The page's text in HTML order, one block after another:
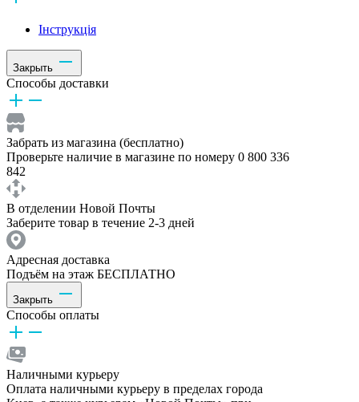
Інструкція
Закрыть
Способы доставки
Забрать из магазина (бесплатно)
Проверьте наличие в магазине по номеру 0 800 336
842
В отделении Новой Почты
Заберите товар в течение 2-3 дней
Адресная доставка
Подъём на этаж БЕСПЛАТНО
Закрыть
Способы оплаты
Наличными курьеру
Оплата наличными курьеру в пределах города